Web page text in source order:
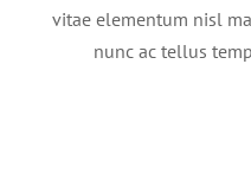
vitae elementum nisl
nunc ac tellus